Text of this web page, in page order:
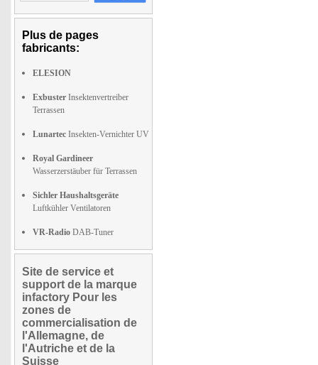
Plus de pages
fabricants:
ELESION
Exbuster Insektenvertreiber
Terrassen
Lunartec Insekten-Vernichter UV
Royal Gardineer
Wasserzerstäuber für Terrassen
Sichler Haushaltsgeräte
Luftkühler Ventilatoren
VR-Radio DAB-Tuner
Site de service et
support de la marque
infactory Pour les
zones de
commercialisation de
l'Allemagne, de
l'Autriche et de la
Suisse